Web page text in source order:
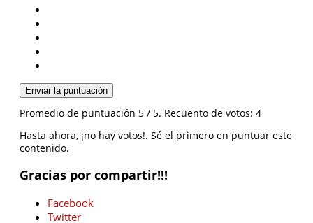
Enviar la puntuación
Promedio de puntuación 5 / 5. Recuento de votos: 4
Hasta ahora, ¡no hay votos!. Sé el primero en puntuar este
contenido.
Gracias por compartir!!!
Facebook
Twitter